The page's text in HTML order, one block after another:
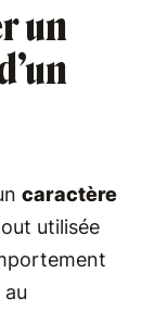
un
caractère
utilisée